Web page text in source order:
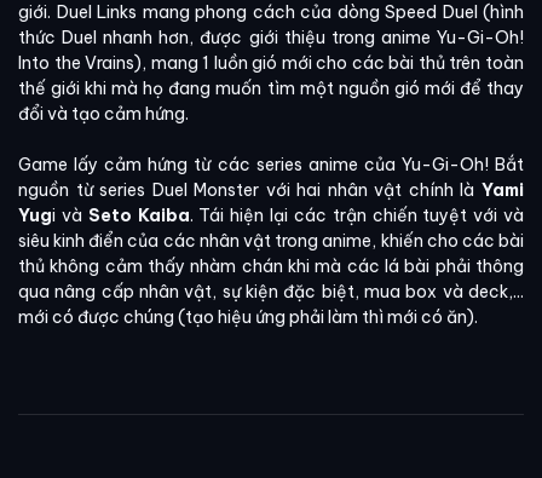
giới. Duel Links mang phong cách của dòng Speed Duel (hình
thức Duel nhanh hơn, được giới thiệu trong anime Yu-Gi-Oh!
Into the Vrains), mang 1 luồn gió mới cho các bài thủ trên toàn
thế giới khi mà họ đang muốn tìm một nguồn gió mới để thay
đổi và tạo cảm hứng.
Game lấy cảm hứng từ các series anime của Yu-Gi-Oh! Bắt
nguồn từ series Duel Monster với hai nhân vật chính là Yami
Yugi và Seto Kaiba. Tái hiện lại các trận chiến tuyệt với và
siêu kinh điển của các nhân vật trong anime, khiến cho các bài
thủ không cảm thấy nhàm chán khi mà các lá bài phải thông
qua nâng cấp nhân vật, sự kiện đặc biệt, mua box và deck,...
mới có được chúng (tạo hiệu ứng phải làm thì mới có ăn).